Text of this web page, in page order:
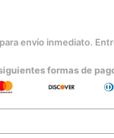
envío inmediato.
formas de